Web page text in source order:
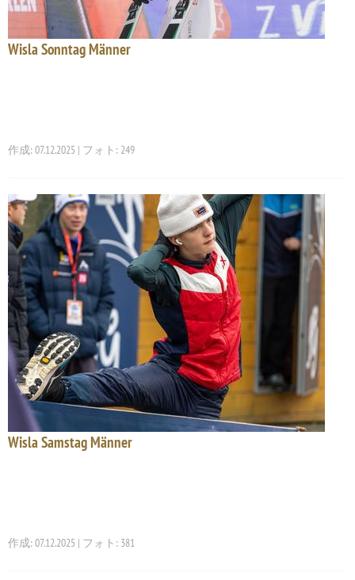
Wisla Sonntag Männer
作成: 07.12.2025 | フォト: 249
Wisla Samstag Männer
作成: 07.12.2025 | フォト: 381